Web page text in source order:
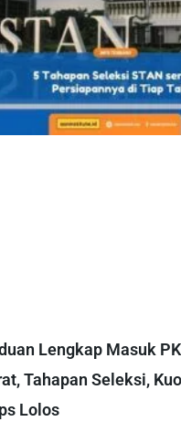
Lengkap Masuk
Tahapan Seleksi,
Lolos